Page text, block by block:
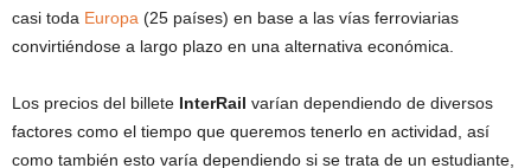
casi toda Europa (25 países) en base a las vías ferroviarias
convirtiéndose a largo plazo en una alternativa económica.
Los precios del billete InterRail varían dependiendo de diversos
factores como el tiempo que queremos tenerlo en actividad, así
como también esto varía dependiendo si se trata de un estudiante,